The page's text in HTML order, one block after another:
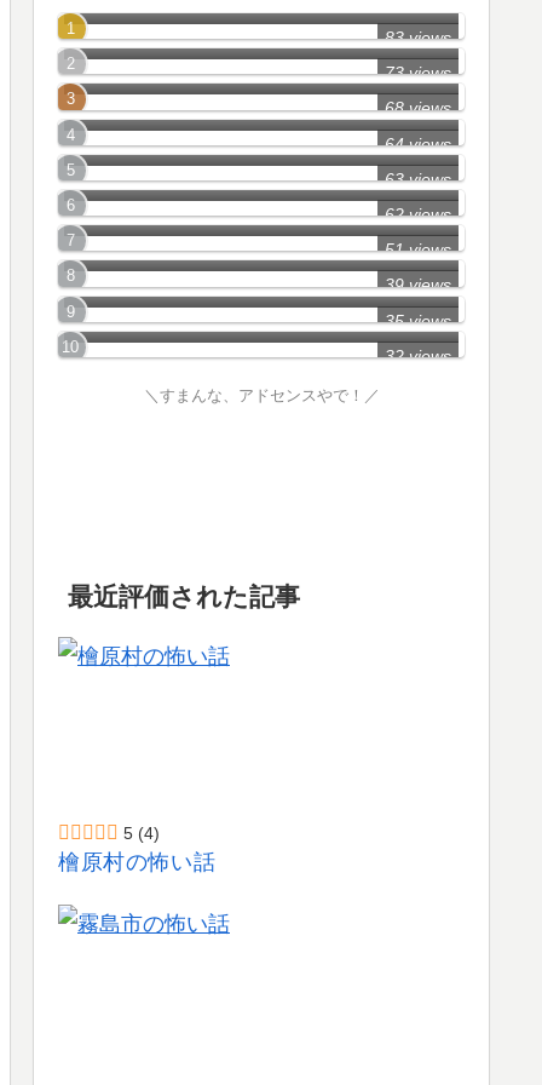
83 views
鈴鹿市の怖い話
73 views
四日市市の怖い話
68 views
伊勢市の怖い話
64 views
津市の怖い話
63 views
桑名市の怖い話
62 views
亀山市の怖い話
51 views
伊賀市の怖い話
39 views
鳥羽市の怖い話
35 views
熊野市の怖い話
32 views
＼すまんな、アドセンスやで！／
最近評価された記事
5 (4)
檜原村の怖い話